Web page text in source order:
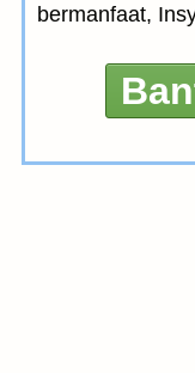
bermanfaat,